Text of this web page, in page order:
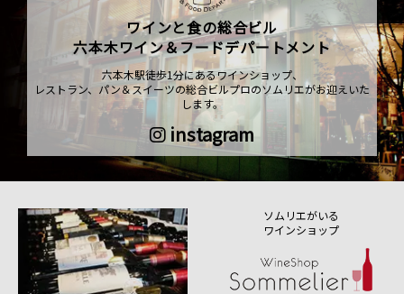
ワインと食の総合ビル
六本木ワイン＆フードデパートメント
六本木駅徒歩1分にあるワインショップ、
レストラン、パン＆スイーツの総合ビルプロのソムリエがお迎えいた
します。
instagram
ソムリエがいる
ワインショップ